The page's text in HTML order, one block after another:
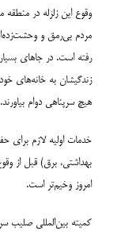
وقوع این زلزله در
مردم بی‌­رمق و
رفته است. در جاهای
زندگی­شان به خانه­‌های خود
هیچ سرپناهی دوام بیاورند.
خدمات اولیه لازم برای
بهداشتی، برق) قبل از
امروز وخیم‌­تر است.
کمیته بین­‌المللی صلیب